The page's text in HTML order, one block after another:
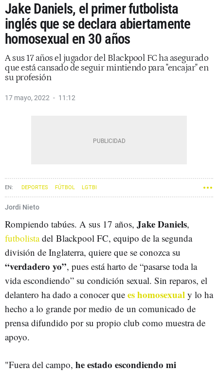
Jake Daniels, el primer futbolista
inglés que se declara abiertamente
homosexual en 30 años
A sus 17 años el jugador del Blackpool FC ha asegurado
que está cansado de seguir mintiendo para "encajar" en
su profesión
17 mayo, 2022 11:12
DEPORTES FÚTBOL LGTBI
Jordi Nieto
Rompiendo tabúes. A sus 17 años, Jake Daniels,
futbolistadel Blackpool FC, equipo de la segunda
división de Inglaterra, quiere que se conozca su
“verdadero yo”, pues está harto de “pasarse toda la
vida escondiendo” su condición sexual. Sin reparos, el
delantero ha dado a conocer que es homosexual y lo ha
hecho a lo grande por medio de un comunicado de
prensa difundido por su propio club como muestra de
apoyo.
"Fuera del campo, he estado escondiendo mi